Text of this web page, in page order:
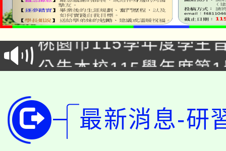
「2026金融保險知識
車」活動
生本土語及新住民語歌
公告本校115學年度第
代理(課)教師甄選結果(
轉知中國文化大學推廣
《TA101》溝通分析基
轉知苗栗縣政府辦理
最新消息-研